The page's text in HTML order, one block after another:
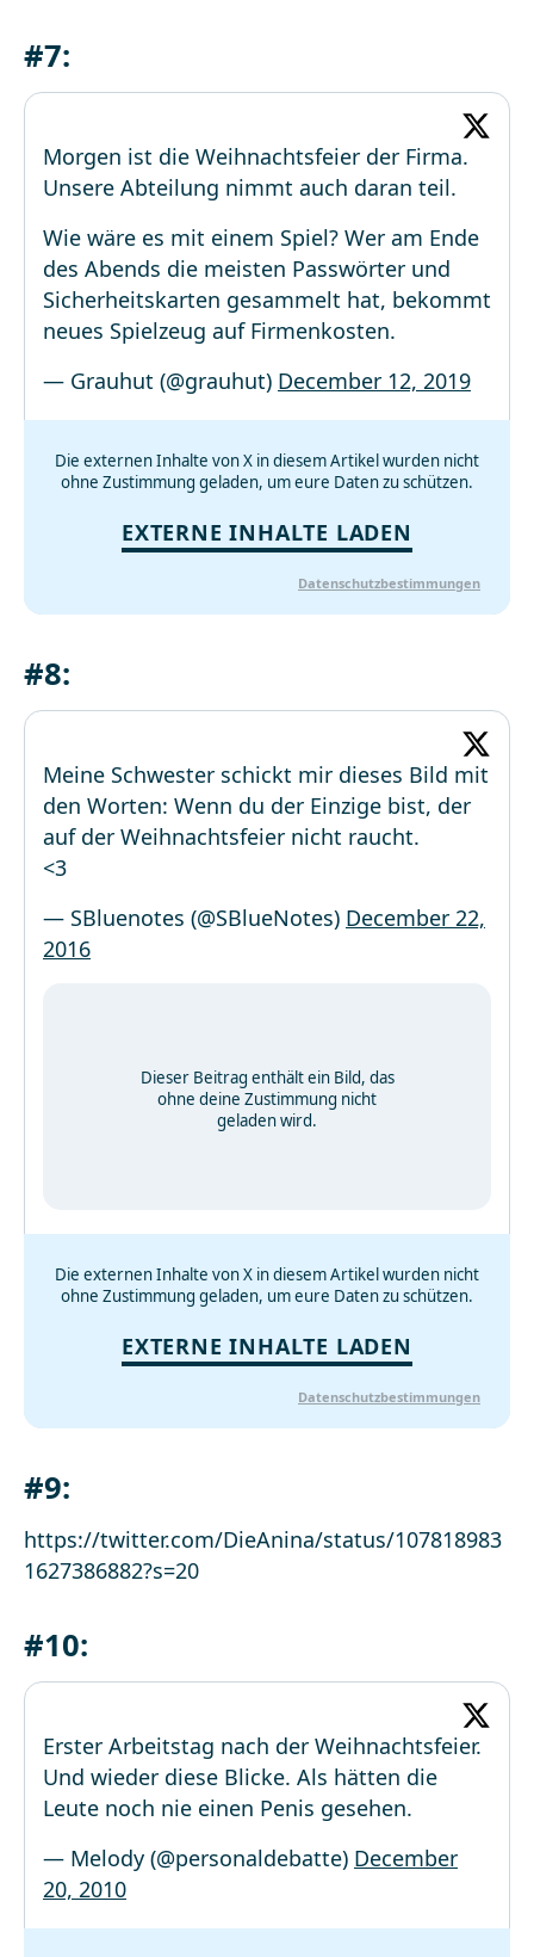
#7:
Morgen ist die Weihnachtsfeier der Firma.
Unsere Abteilung nimmt auch daran teil.
Wie wäre es mit einem Spiel? Wer am Ende
des Abends die meisten Passwörter und
Sicherheitskarten gesammelt hat, bekommt
neues Spielzeug auf Firmenkosten.
— Grauhut (@grauhut) December 12, 2019
Die externen Inhalte von X in diesem Artikel wurden nicht
ohne Zustimmung geladen, um eure Daten zu schützen.
EXTERNE INHALTE LADEN
Datenschutzbestimmungen
#8:
Meine Schwester schickt mir dieses Bild mit
den Worten: Wenn du der Einzige bist, der
auf der Weihnachtsfeier nicht raucht.
<3
— SBluenotes (@SBlueNotes) December 22,
2016
Dieser Beitrag enthält ein Bild, das
ohne deine Zustimmung nicht
geladen wird.
Die externen Inhalte von X in diesem Artikel wurden nicht
ohne Zustimmung geladen, um eure Daten zu schützen.
EXTERNE INHALTE LADEN
Datenschutzbestimmungen
#9:
https://twitter.com/DieAnina/status/107818983
1627386882?s=20
#10:
Erster Arbeitstag nach der Weihnachtsfeier.
Und wieder diese Blicke. Als hätten die
Leute noch nie einen Penis gesehen.
— Melody (@personaldebatte) December
20, 2010